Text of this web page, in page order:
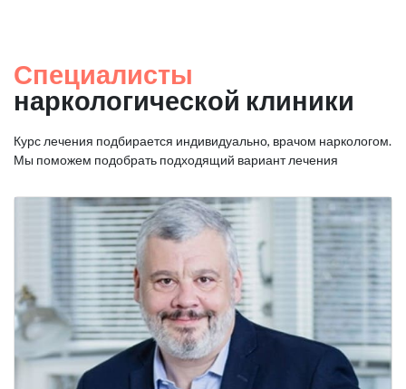
Специалисты
наркологической клиники
Курс лечения подбирается индивидуально, врачом наркологом.
Мы поможем подобрать подходящий вариант лечения